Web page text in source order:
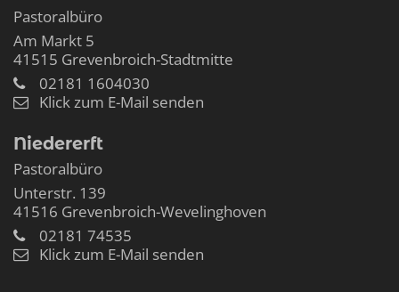
Pastoralbüro
Am Markt 5
41515 Grevenbroich-Stadtmitte
02181 1604030
Klick zum E-Mail senden
Niedererft
Pastoralbüro
Unterstr. 139
41516 Grevenbroich-Wevelinghoven
02181 74535
Klick zum E-Mail senden